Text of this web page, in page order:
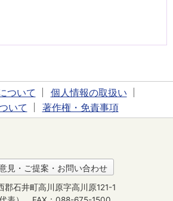
ついて
個人情報の取扱い
いて
著作権・免責事項
見・ご提案・お問い合わせ
石井町高川原字高川原121-1